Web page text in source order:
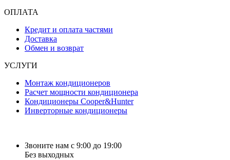
ОПЛАТА
Кредит и оплата частями
Доставка
Обмен и возврат
УСЛУГИ
Монтаж кондиционеров
Расчет мощности кондиционера
Кондиционеры Cooper&Hunter
Инверторные кондиционеры
Звоните нам с 9:00 до 19:00
Без выходных